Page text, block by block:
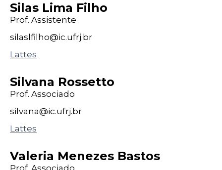
Silas Lima Filho
Prof. Assistente
silaslfilho@ic.ufrj.br
Lattes
Silvana Rossetto
Prof. Associado
silvana@ic.ufrj.br
Lattes
Valeria Menezes Bastos
Prof. Associado